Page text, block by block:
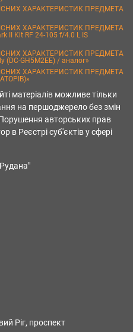
ХАРАКТЕРИСТИК ПРЕДМЕТА
ХАРАКТЕРИСТИК ПРЕДМЕТА
II Kit RF 24-105 f/4.0 L IS
ХАРАКТЕРИСТИК ПРЕДМЕТА
(DC-GH5M2EE) / аналог»
ХАРАКТЕРИСТИК ПРЕДМЕТА
матеріалів можливе тільки
на першоджерело без змін
Порушення авторських прав
в Реєстрі суб'єктів у сфері
Ріг, проспект